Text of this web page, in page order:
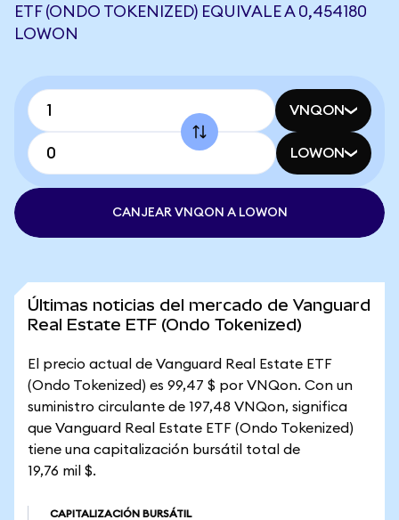
ETF (ONDO TOKENIZED) EQUIVALE A 0,454180
LOWON
VNQON
LOWON
CANJEAR VNQON A LOWON
Últimas noticias del mercado de Vanguard
Real Estate ETF (Ondo Tokenized)
El precio actual de Vanguard Real Estate ETF
(Ondo Tokenized) es 99,47 $ por VNQon. Con un
suministro circulante de 197,48 VNQon, significa
que Vanguard Real Estate ETF (Ondo Tokenized)
tiene una capitalización bursátil total de
19,76 mil $.
CAPITALIZACIÓN BURSÁTIL